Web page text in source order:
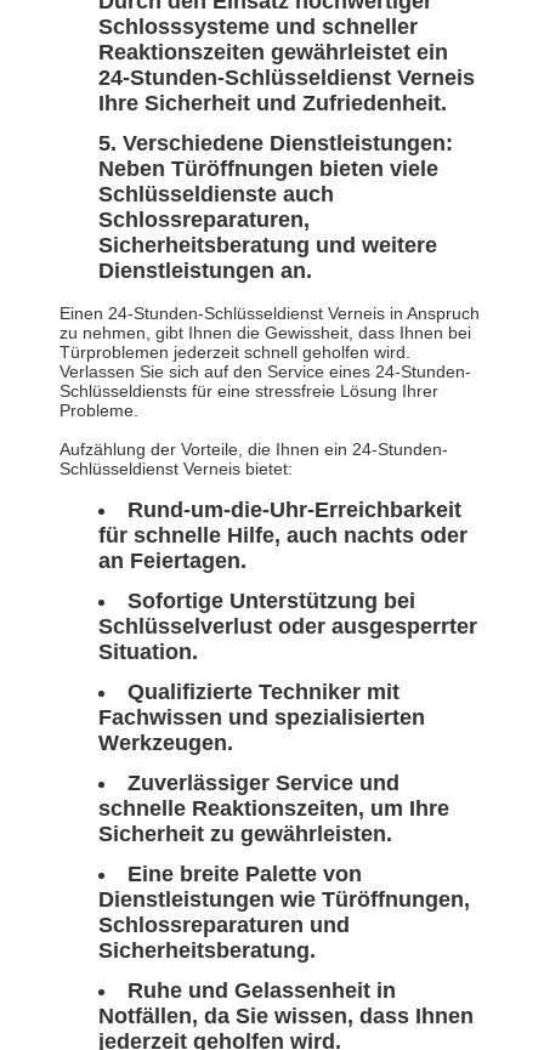
Schlosssysteme und schneller
Reaktionszeiten gewährleistet ein
24-Stunden-Schlüsseldienst Verneis
Ihre Sicherheit und Zufriedenheit.
Verschiedene Dienstleistungen:
Neben Türöffnungen bieten viele
Schlüsseldienste auch
Schlossreparaturen,
Sicherheitsberatung und weitere
Dienstleistungen an.
Einen 24-Stunden-Schlüsseldienst Verneis in Anspruch
zu nehmen, gibt Ihnen die Gewissheit, dass Ihnen bei
Türproblemen jederzeit schnell geholfen wird.
Verlassen Sie sich auf den Service eines 24-Stunden-
Schlüsseldiensts für eine stressfreie Lösung Ihrer
Probleme.
Aufzählung der Vorteile, die Ihnen ein 24-Stunden-
Schlüsseldienst Verneis bietet:
Rund-um-die-Uhr-Erreichbarkeit
für schnelle Hilfe, auch nachts oder
an Feiertagen.
Sofortige Unterstützung bei
Schlüsselverlust oder ausgesperrter
Situation.
Qualifizierte Techniker mit
Fachwissen und spezialisierten
Werkzeugen.
Zuverlässiger Service und
schnelle Reaktionszeiten, um Ihre
Sicherheit zu gewährleisten.
Eine breite Palette von
Dienstleistungen wie Türöffnungen,
Schlossreparaturen und
Sicherheitsberatung.
Ruhe und Gelassenheit in
Notfällen, da Sie wissen, dass Ihnen
jederzeit geholfen wird.